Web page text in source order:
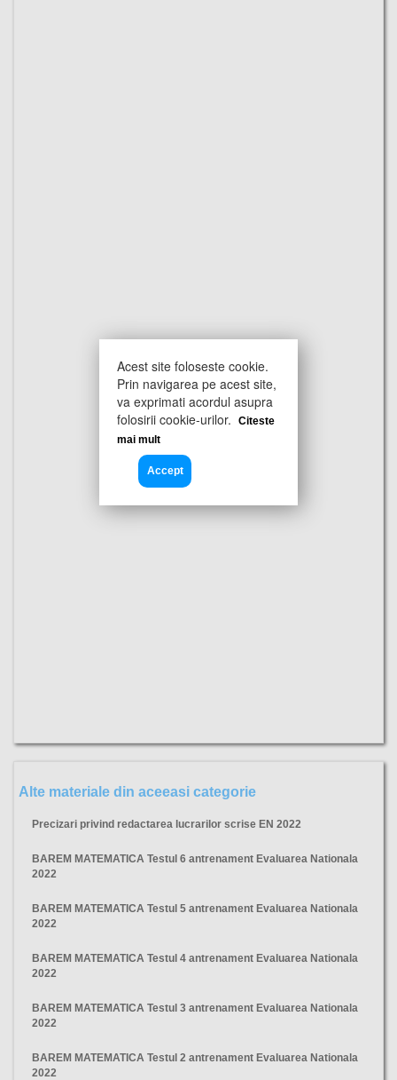
Alte materiale din aceeasi categorie
Precizari privind redactarea lucrarilor scrise EN 2022
BAREM MATEMATICA Testul 6 antrenament Evaluarea Nationala
2022
BAREM MATEMATICA Testul 5 antrenament Evaluarea Nationala
2022
BAREM MATEMATICA Testul 4 antrenament Evaluarea Nationala
2022
BAREM MATEMATICA Testul 3 antrenament Evaluarea Nationala
2022
BAREM MATEMATICA Testul 2 antrenament Evaluarea Nationala
2022
Acest site foloseste cookie.
Prin navigarea pe acest site,
va exprimati acordul asupra
folosirii cookie-urilor.
Citeste
mai mult
Accept